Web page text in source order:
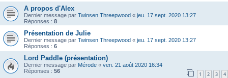
A propos d'Alex
Dernier message par Twinsen Threepwood « jeu. 17 sept. 2020 13:27
Réponses : 8
Présentation de Julie
Dernier message par Twinsen Threepwood « jeu. 17 sept. 2020 13:27
Réponses : 6
Lord Paddle (présentation)
Dernier message par Mérode « ven. 21 août 2020 16:34
Réponses : 56 1 2 3 4